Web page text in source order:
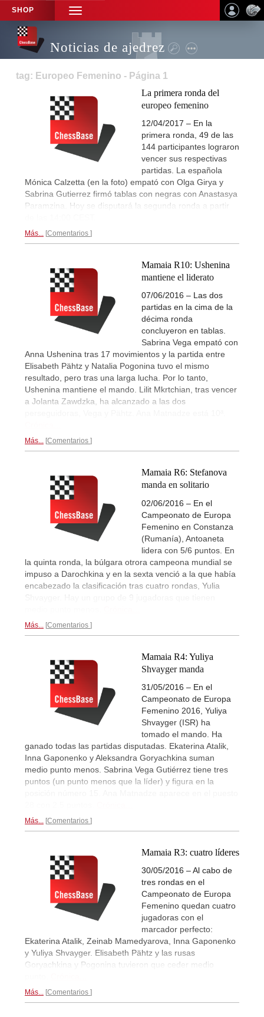
SHOP
TOGGLE
NAVIGATION
Noticias de ajedrez
tag: Europeo Femenino - Página 1
La primera ronda del
europeo femenino
12/04/2017 – En la
primera ronda, 49 de las
144 participantes lograron
vencer sus respectivas
partidas. La española
Mónica Calzetta (en la foto) empató con Olga Girya y
Sabrina Gutierrez firmó tablas con negras con Anastasya
Paramzina. Hoy se disputará la segunda ronda a partir
Más... Comentarios
Mamaia R10: Ushenina
mantiene el liderato
07/06/2016 – Las dos
partidas en la cima de la
décima ronda
concluyeron en tablas.
Sabrina Vega empató con
Anna Ushenina tras 17 movimientos y la partida entre
Elisabeth Pähtz y Natalia Pogonina tuvo el mismo
resultado, pero tras una larga lucha. Por lo tanto,
Ushenina mantiene el mando. Lilit Mkrtchian, tras vencer
a Jolanta Zawdzka, ha alcanzado a las dos
Más... Comentarios
Mamaia R6: Stefanova
manda en solitario
02/06/2016 – En el
Campeonato de Europa
Femenino en Constanza
(Rumanía), Antoaneta
lidera con 5/6 puntos. En
la quinta ronda, la búlgara otrora campeona mundial se
impuso a Darochkina y en la sexta venció a la que había
encabezado la clasificación tras cuatro rondas, Yulia
Shvayger. Hay un grupo de 9 jugadoras que tienen
Más... Comentarios
Mamaia R4: Yuliya
Shvayger manda
31/05/2016 – En el
Campeonato de Europa
Femenino 2016, Yuliya
Shvayger (ISR) ha
tomado el mando. Ha
ganado todas las partidas disputadas. Ekaterina Atalik,
Inna Gaponenko y Aleksandra Goryachkina suman
medio punto menos. Sabrina Vega Gutiérrez tiene tres
puntos (un punto menos que la líder) y figura en la
Más... Comentarios
Mamaia R3: cuatro líderes
30/05/2016 – Al cabo de
tres rondas en el
Campeonato de Europa
Femenino quedan cuatro
jugadoras con el
marcador perfecto:
Ekaterina Atalik, Zeinab Mamedyarova, Inna Gaponenko
y Yuliya Shvayger. Elisabeth Pähtz y las rusas
Goryachkina y Pogonina tuvieron que ceder medio
Más... Comentarios